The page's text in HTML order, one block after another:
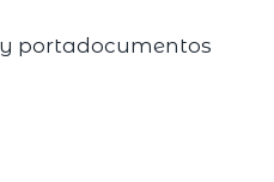
portadocumentos